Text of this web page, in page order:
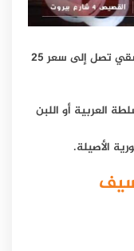
سعر وجبة الغداء في مطعم السيف الدمشقي تصل إلى سعر 25
العربية أو اللبن
الأصيلة.